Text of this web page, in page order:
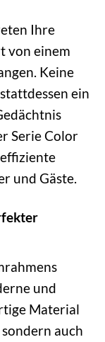
Ihre
von einem
Keine
ein
Serie Color
und Gäste.
und
Material
auch